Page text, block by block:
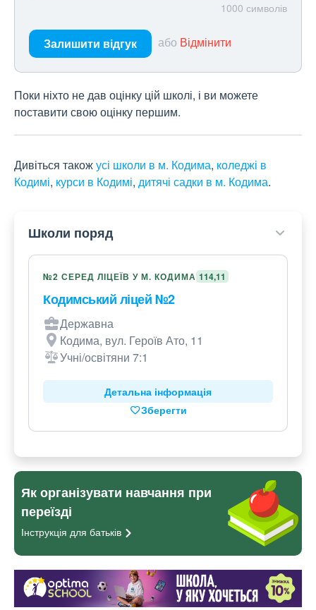
1000 символів
Залишити відгук або Відмінити
Поки ніхто не дав оцінку цій школі, і ви можете
поставити свою оцінку першим.
Дивіться такожусі школи в м. Кодима, коледжі в
Кодимі, курси в Кодимі, дитячі садки в м. Кодима.
Школи поряд
№2 СЕРЕД ЛІЦЕЇВ У М. КОДИМА 114,11
Кодимський ліцей №2
Державна
Кодима, вул. Героїв Ато, 11
Учні/освітяни 7:1
Детальна інформація
Зберегти
Як організувати навчання при
переїзді
Інструкція для батьків